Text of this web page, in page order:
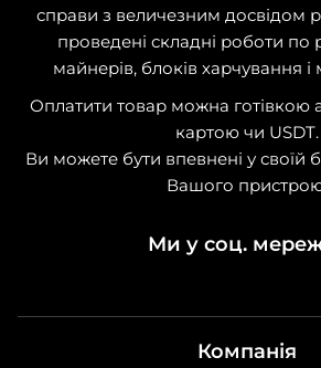
справи з величезним досвідом
проведені складні роботи по
майнерів, блоків харчування
Оплатити товар можна
картою чи USDT.
Ви можете бути впевнені у своїй
Вашого
Ми у соц.
Компанія